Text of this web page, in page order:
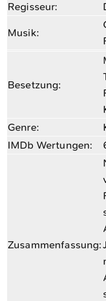
Regisseur:
Musik:
Besetzung:
Genre:
IMDb Wertungen:
Zusammenfassung: